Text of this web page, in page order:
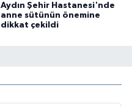
Aydın Şehir Hastanesi'nde
anne sütünün önemine
dikkat çekildi